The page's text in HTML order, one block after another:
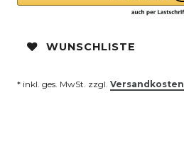
WUNSCHLISTE
* inkl. ges. MwSt. zzgl. Versandkosten